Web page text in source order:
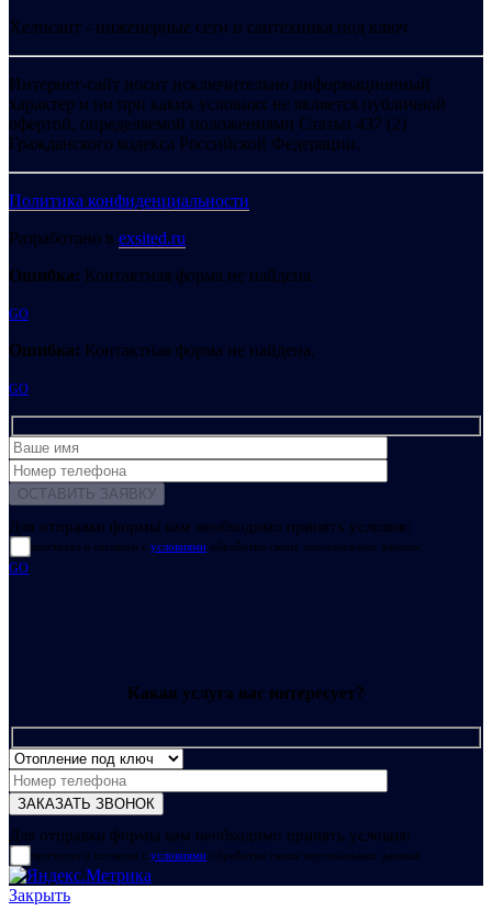
Хелпсант - инженерные сети и сантехника под ключ
Интернет-сайт носит исключительно информационный
характер и ни при каких условиях не является публичной
офертой, определяемой положениями Статьи 437 (2)
Гражданского кодекса Российской Федерации.
Политика конфиденциальности
Разработано в exsited.ru
Ошибка: Контактная форма не найдена.
GO
Ошибка: Контактная форма не найдена.
GO
Для отправки формы вам необходимо принять условия:
прочитал и согласен с условиями обработки своих персональных данных
GO
Какая услуга вас интересует?
Для отправки формы вам необходимо принять условия:
прочитал и согласен с условиями обработки своих персональных данных
Закрыть